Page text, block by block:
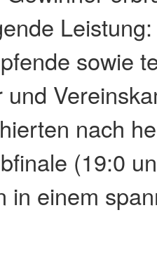
sowie
und
nach
(19:0
in einem